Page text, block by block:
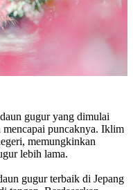
gugur yang dimulai
mencapai puncaknya. Iklim
memungkinkan
lebih lama.
gugur terbaik di Jepang